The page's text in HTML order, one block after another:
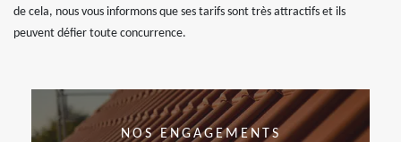
de cela, nous vous informons que ses tarifs sont très attractifs et ils
peuvent défier toute concurrence.
NOS ENGAGEMENTS